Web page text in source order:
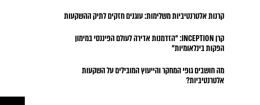
קרנות אלטרנטיביות משלימות: עוגנים חזקים לתיק ההשקעות
קרן INCEPTION: "הזדמנות אדירה לעולם הפיננסי במימון
הפקות בינלאומיות"
מה חושבים גופי המחקר והייעוץ המובילים על השקעות
אלטרנטיביות?